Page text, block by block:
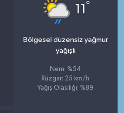
11 °
Bölgesel düzensiz yağmur
yağışlı
Nem: %54
Rüzgar: 25 km/h
Yağış Olasılığı: %89